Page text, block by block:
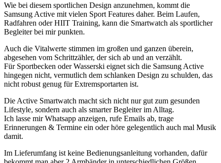
Wie bei diesem sportlichen Design anzunehmen, kommt die
Samsung Active mit vielen Sport Features daher. Beim Laufen,
Radfahren oder HIIT Training, kann die Smartwatch als sportlicher
Begleiter bei mir punkten.
Auch die Vitalwerte stimmen im großen und ganzen überein,
abgesehen vom Schrittzähler, der sich ab und an verzählt.
Für Sportbecken oder Wasserski eignet sich die Samsung Active
hingegen nicht, vermutlich dem schlanken Design zu schulden, das
nicht robust genug für Extremsportarten ist.
Die Active Smartwatch macht sich nicht nur gut zum gesunden
Lifestyle, sondern auch als smarter Begleiter im Alltag.
Ich lasse mir Whatsapp anzeigen, rufe Emails ab, trage
Erinnerungen & Termine ein oder höre gelegentlich auch mal Musik
damit.
Im Lieferumfang ist keine Bedienungsanleitung vorhanden, dafür